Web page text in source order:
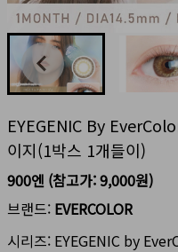
EYEGENIC By
이지(1박스 1개들이)
900엔 (참고가:9,000원)
브랜드: EVERCOLOR
시리즈: EYEGENIC by